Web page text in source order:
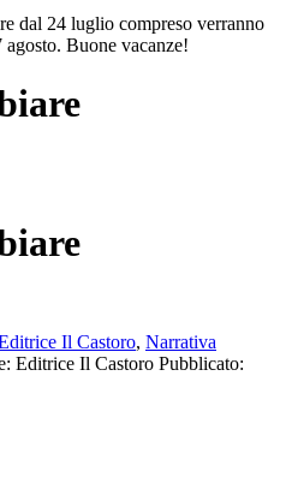
dal 24 luglio compreso verranno
agosto. Buone vacanze!
Il Castoro, Narrativa
Editrice Il Castoro Pubblicato: